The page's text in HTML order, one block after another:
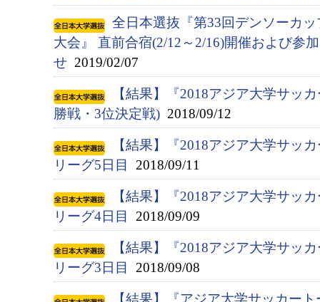
全日本選抜『第33回デンソーカ
大会』 直前合宿(2/12～2/16)開催および参
せ 2019/02/07
【結果】『2018アジア大学サッ
勝戦・3位決定戦) 2018/09/12
【結果】『2018アジア大学サッ
リーグ5日目
2018/09/11
【結果】『2018アジア大学サッ
リーグ4日目
2018/09/09
【結果】『2018アジア大学サッ
リーグ3日目
2018/09/08
【結果】『アジア大学サッカー